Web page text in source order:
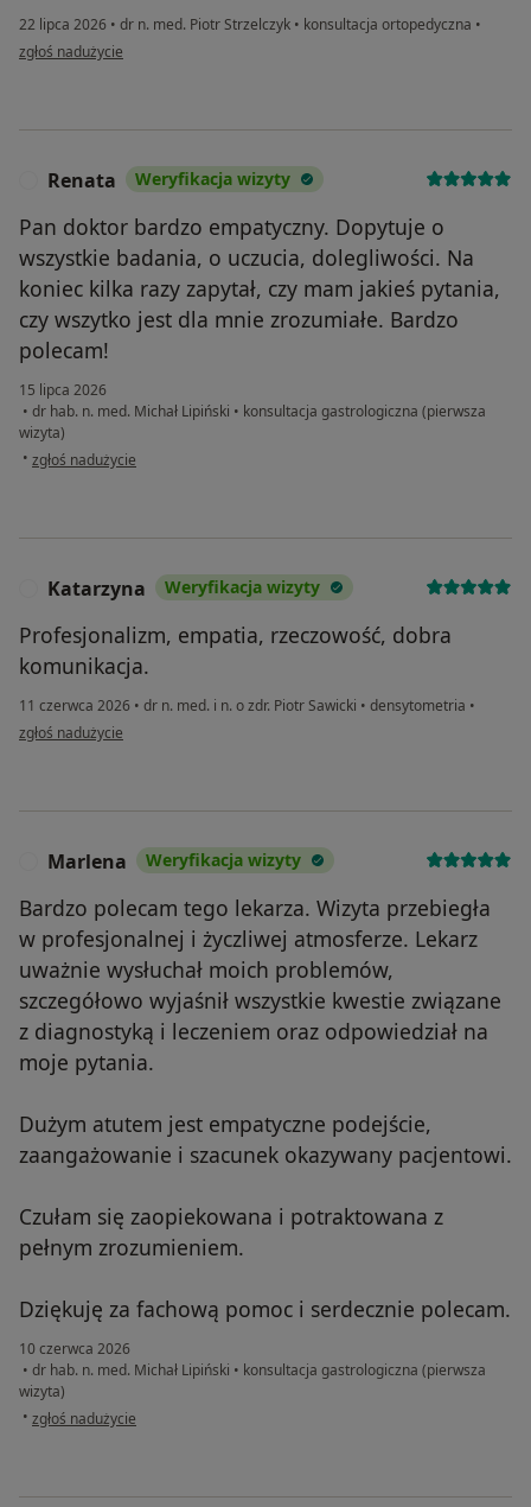
22 lipca 2026 • dr n. med. Piotr Strzelczyk • konsultacja ortopedyczna •
w opinii użytkownika Jolanta
zgłoś nadużycie
Renata Weryfikacja wizyty
Pan doktor bardzo empatyczny. Dopytuje o
wszystkie badania, o uczucia, dolegliwości. Na
koniec kilka razy zapytał, czy mam jakieś pytania,
czy wszytko jest dla mnie zrozumiałe. Bardzo
polecam!
15 lipca 2026
• dr hab. n. med. Michał Lipiński • konsultacja gastrologiczna (pierwsza
wizyta)
• w opinii użytkownika Renata
zgłoś nadużycie
Katarzyna Weryfikacja wizyty
Profesjonalizm, empatia, rzeczowość, dobra
komunikacja.
11 czerwca 2026 • dr n. med. i n. o zdr. Piotr Sawicki • densytometria •
w opinii użytkownika Katarzyna
zgłoś nadużycie
Marlena Weryfikacja wizyty
Bardzo polecam tego lekarza. Wizyta przebiegła
w profesjonalnej i życzliwej atmosferze. Lekarz
uważnie wysłuchał moich problemów,
szczegółowo wyjaśnił wszystkie kwestie związane
z diagnostyką i leczeniem oraz odpowiedział na
moje pytania.
Dużym atutem jest empatyczne podejście,
zaangażowanie i szacunek okazywany pacjentowi.
Czułam się zaopiekowana i potraktowana z
pełnym zrozumieniem.
Dziękuję za fachową pomoc i serdecznie polecam.
10 czerwca 2026
• dr hab. n. med. Michał Lipiński • konsultacja gastrologiczna (pierwsza
wizyta)
• w opinii użytkownika Marlena
zgłoś nadużycie